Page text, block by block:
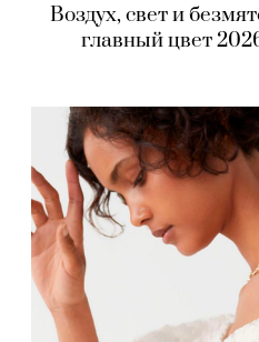
Воздух, свет и
главный цвет